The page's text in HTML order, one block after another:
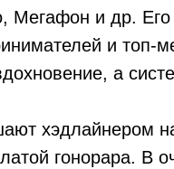
и др. Его
и топ-
а
хэдлайнером
гонорара. В